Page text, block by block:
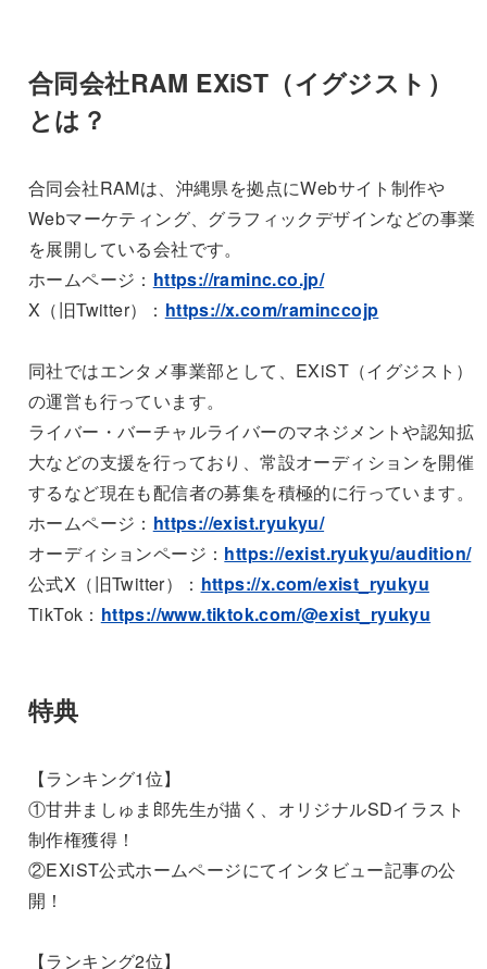
合同会社RAM EXiST（イグジスト）
とは？
合同会社RAMは、沖縄県を拠点にWebサイト制作や
Webマーケティング、グラフィックデザインなどの事業
を展開している会社です。
ホームページ： https://raminc.co.jp/
X（旧Twitter）： https://x.com/raminccojp
同社ではエンタメ事業部として、EXiST（イグジスト）
の運営も行っています。
ライバー・バーチャルライバーのマネジメントや認知拡
大などの支援を行っており、常設オーディションを開催
するなど現在も配信者の募集を積極的に行っています。
ホームページ： https://exist.ryukyu/
オーディションページ： https://exist.ryukyu/audition/
公式X（旧Twitter）： https://x.com/exist_ryukyu
TikTok： https://www.tiktok.com/@exist_ryukyu
特典
【ランキング1位】
①甘井ましゅま郎先生が描く、オリジナルSDイラスト
制作権獲得！
②EXiST公式ホームページにてインタビュー記事の公
開！
【ランキング2位】